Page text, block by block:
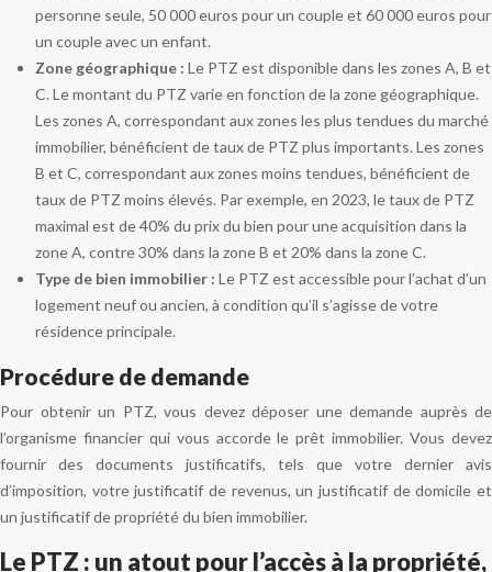
personne seule, 50 000 euros pour un couple et 60 000 euros pour
un couple avec un enfant.
Zone géographique : Le PTZ est disponible dans les zones A, B et
C. Le montant du PTZ varie en fonction de la zone géographique.
Les zones A, correspondant aux zones les plus tendues du marché
immobilier, bénéficient de taux de PTZ plus importants. Les zones
B et C, correspondant aux zones moins tendues, bénéficient de
taux de PTZ moins élevés. Par exemple, en 2023, le taux de PTZ
maximal est de 40% du prix du bien pour une acquisition dans la
zone A, contre 30% dans la zone B et 20% dans la zone C.
Type de bien immobilier : Le PTZ est accessible pour l’achat d’un
logement neuf ou ancien, à condition qu’il s’agisse de votre
résidence principale.
Procédure de demande
Pour obtenir un PTZ, vous devez déposer une demande auprès de
l’organisme financier qui vous accorde le prêt immobilier. Vous devez
fournir des documents justificatifs, tels que votre dernier avis
d’imposition, votre justificatif de revenus, un justificatif de domicile et
un justificatif de propriété du bien immobilier.
Le PTZ : un atout pour l’accès à la propriété,